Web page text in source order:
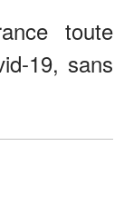
toute
19, sans